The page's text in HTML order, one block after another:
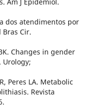
dos atendimentos por
Bras Cir.
Changes in gender
Peres LA. Metabolic
Revista